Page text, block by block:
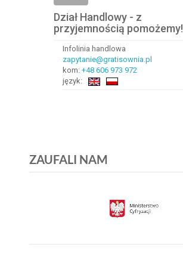
Dział Handlowy - z
przyjemnością pomożemy!
Infolinia handlowa
zapytanie@gratisownia.pl
kom: +48 606 973 972
język:
ZAUFALI NAM